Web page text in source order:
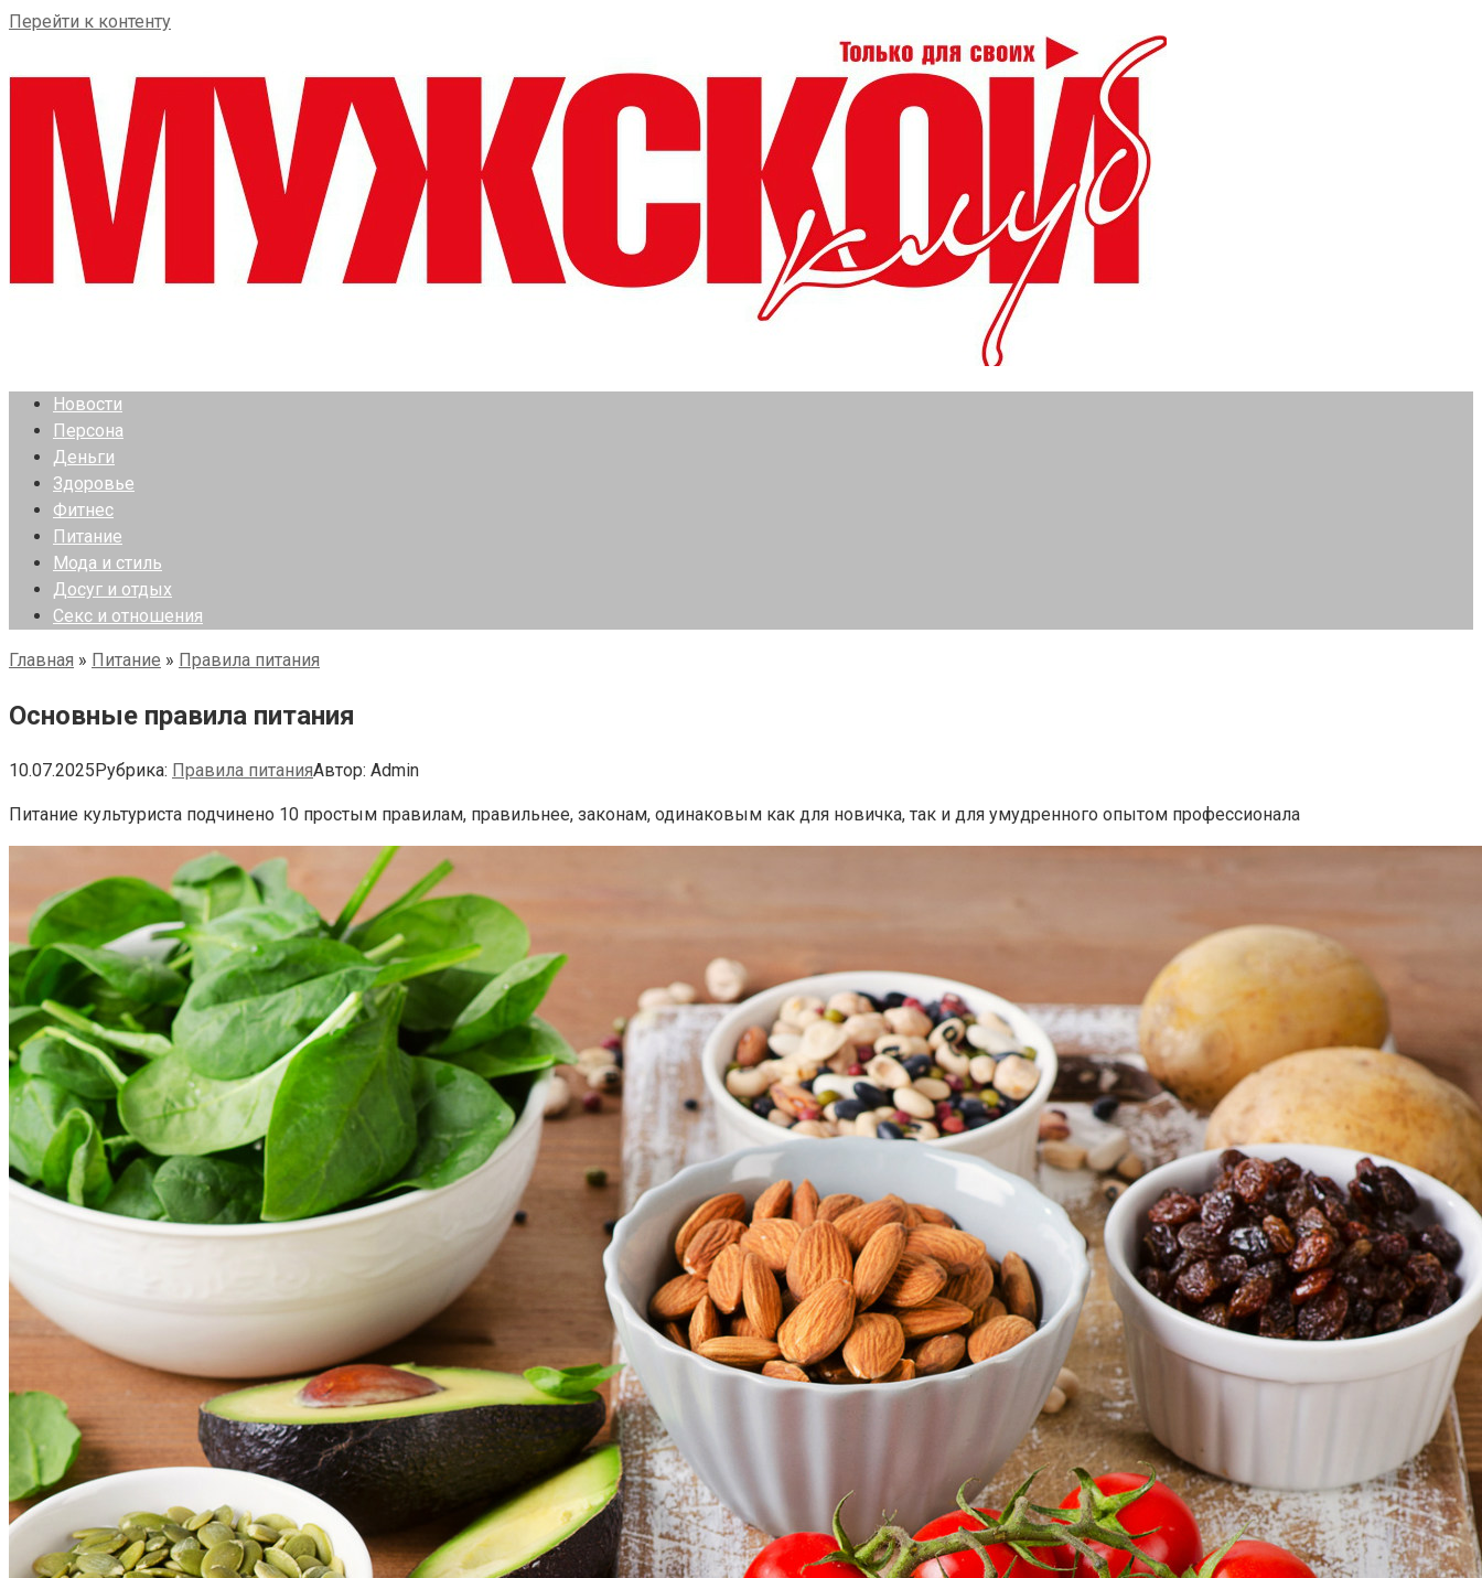
Перейти к контенту
Новости
Персона
Деньги
Здоровье
Фитнес
Питание
Мода и стиль
Досуг и отдых
Секс и отношения
Главная » Питание » Правила питания
Основные правила питания
10.07.2025Рубрика: Правила питанияАвтор: Admin
Питание культуриста подчинено 10 простым правилам, правильнее, законам, одинаковым как для новичка, так и для умудренного опытом профессионала